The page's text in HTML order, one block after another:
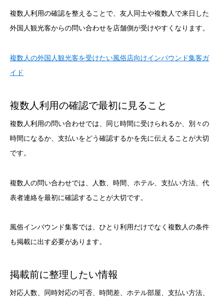
複数人利用の確認を整えることで、友人同士や複数人で来日した
外国人観光客からの問い合わせを店舗側が受けやすくなります。
複数人の外国人観光客を受けたい風俗店向けインバウンド集客ガ
イド
複数人利用の確認で最初に見ること
複数人利用の問い合わせでは、同じ時間に受けられるか、別々の
時間になるか、支払いをどう確認するかを先に伝えることが大切
です。
複数人の問い合わせでは、人数、時間、ホテル、支払い方法、代
表者連絡を最初に確認することが大切です。
風俗インバウンド集客では、ひとり利用だけでなく複数人の条件
も掲載に出す必要があります。
掲載前に整理したい情報
対応人数、同時対応の可否、時間差、ホテル部屋、支払い方法、